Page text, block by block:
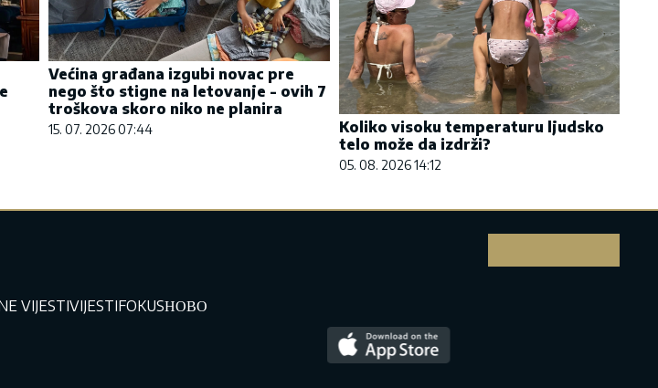
Većina građana izgubi novac pre
nego što stigne na letovanje - ovih 7
troškova skoro niko ne planira
15. 07. 2026 07:44
Koliko visoku temperaturu ljudsko
telo može da izdrži?
05. 08. 2026 14:12
VIJESTIVIJESTIFOKUSНОВО